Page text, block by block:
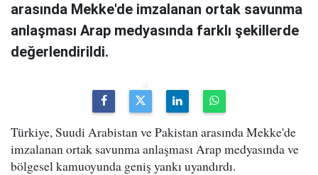
arasında Mekke'de imzalanan ortak savunma
anlaşması Arap medyasında farklı şekillerde
değerlendirildi.
Türkiye, Suudi Arabistan ve Pakistan arasında Mekke'de
imzalanan ortak savunma anlaşması Arap medyasında ve
bölgesel kamuoyunda geniş yankı uyandırdı.